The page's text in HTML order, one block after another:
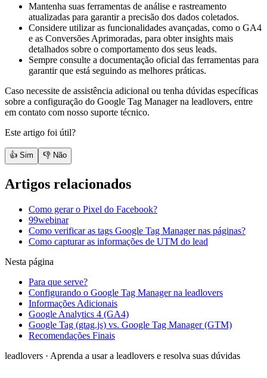
Mantenha suas ferramentas de análise e rastreamento
atualizadas para garantir a precisão dos dados coletados.
Considere utilizar as funcionalidades avançadas, como o GA4
e as Conversões Aprimoradas, para obter insights mais
detalhados sobre o comportamento dos seus leads.
Sempre consulte a documentação oficial das ferramentas para
garantir que está seguindo as melhores práticas.
Caso necessite de assistência adicional ou tenha dúvidas específicas
sobre a configuração do Google Tag Manager na leadlovers, entre
em contato com nosso suporte técnico.
Este artigo foi útil?
👍 Sim 👎 Não
Artigos relacionados
Como gerar o Pixel do Facebook?
99webinar
Como verificar as tags Google Tag Manager nas páginas?
Como capturar as informações de UTM do lead
Nesta página
Para que serve?
Configurando o Google Tag Manager na leadlovers
Informações Adicionais
Google Analytics 4 (GA4)
Google Tag (gtag.js) vs. Google Tag Manager (GTM)
Recomendações Finais
leadlovers · Aprenda a usar a leadlovers e resolva suas dúvidas